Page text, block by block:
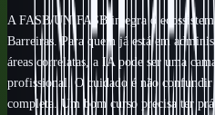
A FASB/UNIFASB integra o
Barreiras. Para quem já está em
áreas correlatas, a IA pode ser uma
profissional. O cuidado é não
completa. Um bom curso precisa ter